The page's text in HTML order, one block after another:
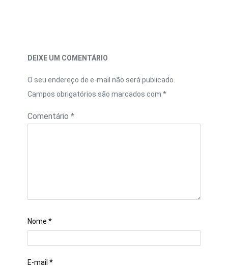
DEIXE UM COMENTÁRIO
O seu endereço de e-mail não será publicado.
Campos obrigatórios são marcados com *
Comentário *
Nome *
E-mail *